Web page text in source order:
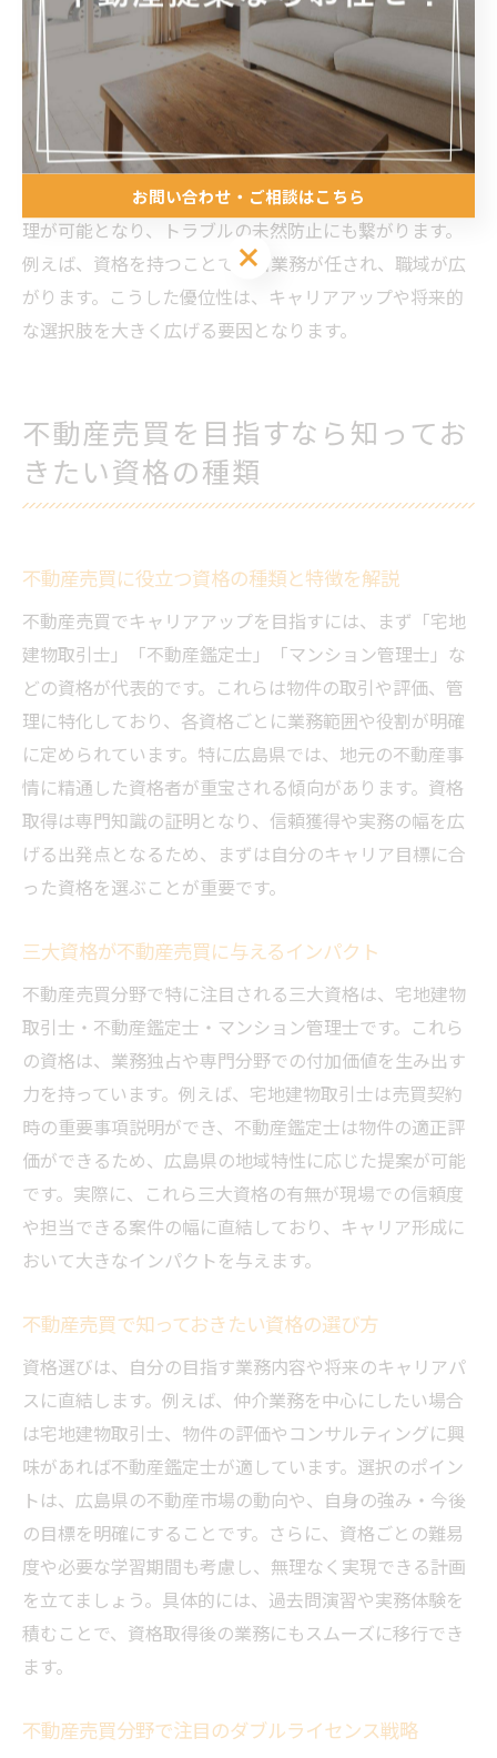
ことで、独立後も安定した事業運営が期待できます。
不動産売買のキャリア構築に資格が不可欠な理由
不動産売買のキャリア構築において資格が不可欠なの
は、法的な業務範囲や顧客からの信頼確保に直結するか
らです。資格があることで、正確な契約説明やリスク管
理が可能となり、トラブルの未然防止にも繋がります。
例えば、資格を持つことで独占業務が任され、職域が広
がります。こうした優位性は、キャリアアップや将来的
な選択肢を大きく広げる要因となります。
不動産売買を目指すなら知ってお
きたい資格の種類
不動産売買に役立つ資格の種類と特徴を解説
不動産売買でキャリアアップを目指すには、まず「宅地
建物取引士」「不動産鑑定士」「マンション管理士」な
どの資格が代表的です。これらは物件の取引や評価、管
理に特化しており、各資格ごとに業務範囲や役割が明確
に定められています。特に広島県では、地元の不動産事
情に精通した資格者が重宝される傾向があります。資格
取得は専門知識の証明となり、信頼獲得や実務の幅を広
げる出発点となるため、まずは自分のキャリア目標に合
った資格を選ぶことが重要です。
三大資格が不動産売買に与えるインパクト
不動産売買分野で特に注目される三大資格は、宅地建物
取引士・不動産鑑定士・マンション管理士です。これら
の資格は、業務独占や専門分野での付加価値を生み出す
力を持っています。例えば、宅地建物取引士は売買契約
時の重要事項説明ができ、不動産鑑定士は物件の適正評
価ができるため、広島県の地域特性に応じた提案が可能
です。実際に、これら三大資格の有無が現場での信頼度
や担当できる案件の幅に直結しており、キャリア形成に
おいて大きなインパクトを与えます。
不動産売買で知っておきたい資格の選び方
資格選びは、自分の目指す業務内容や将来のキャリアパ
スに直結します。例えば、仲介業務を中心にしたい場合
は宅地建物取引士、物件の評価やコンサルティングに興
味があれば不動産鑑定士が適しています。選択のポイン
トは、広島県の不動産市場の動向や、自身の強み・今後
の目標を明確にすることです。さらに、資格ごとの難易
度や必要な学習期間も考慮し、無理なく実現できる計画
を立てましょう。具体的には、過去問演習や実務体験を
積むことで、資格取得後の業務にもスムーズに移行でき
ます。
不動産売買分野で注目のダブルライセンス戦略
お問い合わせ・ご相談はこちら
お問い合わせ・ご相談はこちら